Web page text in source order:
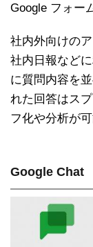
Google フォー
社内外向けの
社内日報など
に質問内容を
れた回答はス
フ化や分析が可
Google Chat